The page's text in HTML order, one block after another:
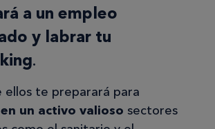
a un empleo
y labrar tu
.
ellos te preparará para
un activo valioso sectores